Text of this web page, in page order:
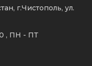
г.Чистополь, ул.
, ПН - ПТ